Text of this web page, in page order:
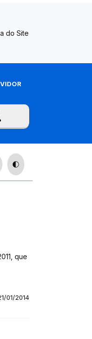
do Site
que
01/2014